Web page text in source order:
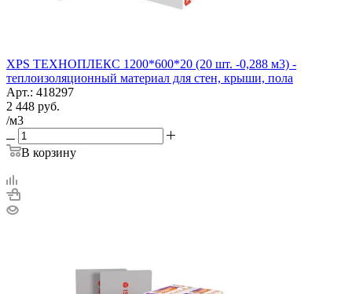
XPS ТЕХНОПЛЕКС 1200*600*20 (20 шт. -0,288 м3) -
теплоизоляционный материал для стен, крыши, пола
Арт.: 418297
2 448 руб.
/м3
В корзину